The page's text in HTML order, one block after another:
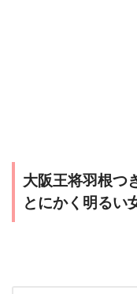
大阪王将羽根つ
とにかく明るい